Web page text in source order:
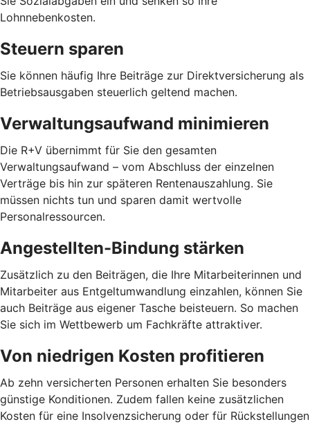
Lohnnebenkosten.
Steuern sparen
Sie können häufig Ihre Beiträge zur Direktversicherung als
Betriebsausgaben steuerlich geltend machen.
Verwaltungsaufwand minimieren
Die R+V übernimmt für Sie den gesamten
Verwaltungsaufwand – vom Abschluss der einzelnen
Verträge bis hin zur späteren Rentenauszahlung. Sie
müssen nichts tun und sparen damit wertvolle
Personalressourcen.
Angestellten-Bindung stärken
Zusätzlich zu den Beiträgen, die Ihre Mitarbeiterinnen und
Mitarbeiter aus Entgeltumwandlung einzahlen, können Sie
auch Beiträge aus eigener Tasche beisteuern. So machen
Sie sich im Wettbewerb um Fachkräfte attraktiver.
Von niedrigen Kosten profitieren
Ab zehn versicherten Personen erhalten Sie besonders
günstige Konditionen. Zudem fallen keine zusätzlichen
Kosten für eine Insolvenzsicherung oder für Rückstellungen